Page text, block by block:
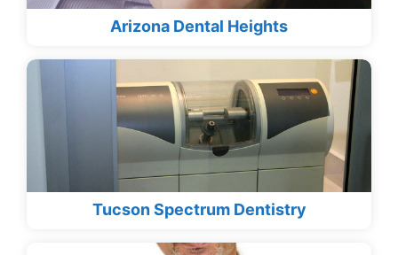
Arizona Dental Heights
Tucson Spectrum Dentistry